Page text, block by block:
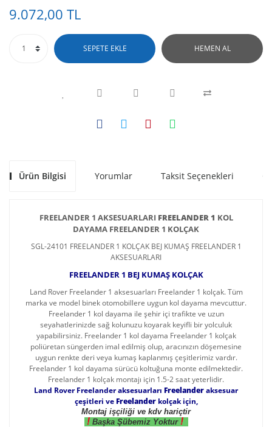
9.072,00 TL
SEPETE EKLE HEMEN AL
Ürün Bilgisi Yorumlar Taksit Seçenekleri
FREELANDER 1 AKSESUARLARI FREELANDER 1 KOL
DAYAMA FREELANDER 1 KOLÇAK
SGL-24101 FREELANDER 1 KOLÇAK BEJ KUMAŞ FREELANDER 1
AKSESUARLARI
FREELANDER 1 BEJ KUMAŞ KOLÇAK
Land Rover Freelander 1 aksesuarları Freelander 1 kolçak. Tüm
marka ve model binek otomobillere uygun kol dayama mevcuttur.
Freelander 1 kol dayama ile şehir içi trafikte ve uzun
seyahatlerinizde sağ kolunuzu koyarak keyifli bir yolculuk
yapabilirsiniz. Freelander 1 kol dayama Freelander 1 kolçak
poliüretan süngerden imal edilmiş olup, aracınızın döşemesine
uygun renkte deri veya kumaş kaplanmış çeşitlerimiz vardır.
Freelander 1 kol dayama sürücü koltuğuna monte edilmektedir.
Freelander 1 kolçak montajı için 1.5-2 saat yeterlidir.
Land Rover Freelander aksesuarları Freelanderaksesuar
çeşitleri ve Freelanderkolçak için,
Montaj işçiliği ve kdv hariçtir
! Başka Şübemiz Yoktur !